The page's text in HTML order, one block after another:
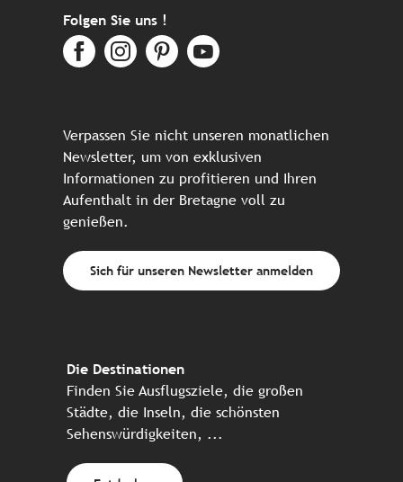
Folgen Sie uns !
Verpassen Sie nicht unseren monatlichen
Newsletter, um von exklusiven
Informationen zu profitieren und Ihren
Aufenthalt in der Bretagne voll zu
genießen.
Sich für unseren Newsletter anmelden
Die Destinationen
Finden Sie Ausflugsziele, die großen
Städte, die Inseln, die schönsten
Sehenswürdigkeiten, ...